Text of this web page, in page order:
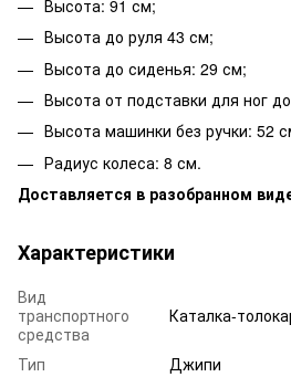
Высота: 91 см;
Высота до руля 43 см;
Высота до сиденья: 29 см;
Высота от подставки для ног
Высота машинки без ручки: 52
Радиус колеса: 8 см.
Доставляется в разобранном
Характеристики
Вид
транспортного
средства
Каталка-
Тип
Джипи